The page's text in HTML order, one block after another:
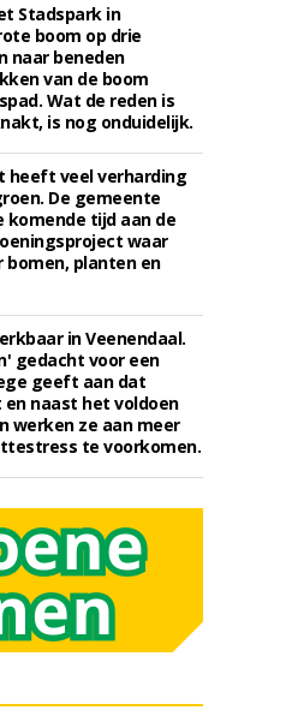
Stadspark in
boom op drie
naar beneden
van de boom
Wat de reden is
is nog onduidelijk.
heeft veel verharding
De gemeente
komende tijd aan de
waar
bomen, planten en
in Veenendaal.
gedacht voor een
geeft aan dat
naast het voldoen
werken ze aan meer
te voorkomen.